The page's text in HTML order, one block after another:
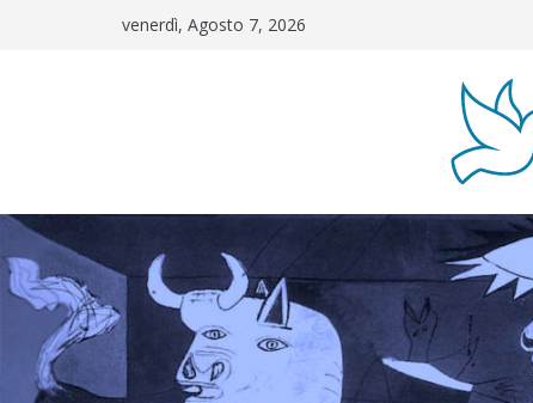
venerdì, Agosto 7, 2026